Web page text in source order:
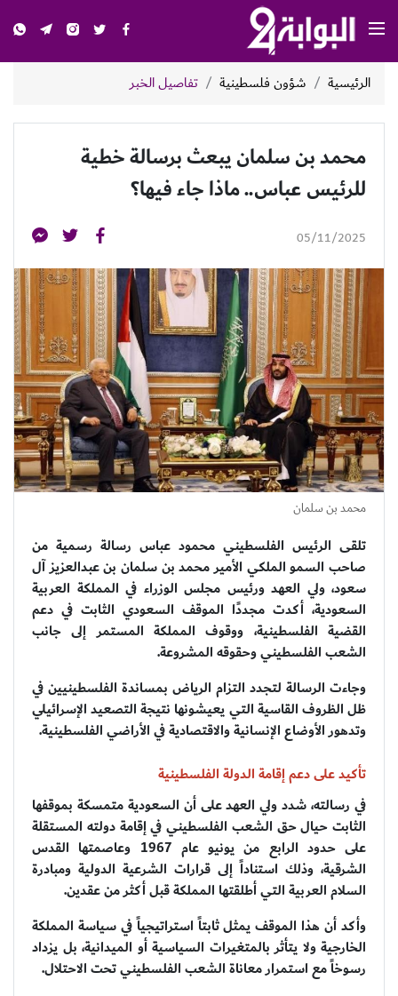
الرئيسية شؤون فلسطينية تفاصيل الخبر
محمد بن سلمان يبعث برسالة خطية
للرئيس عباس.. ماذا جاء فيها؟
05/11/2025
محمد بن سلمان
تلقى الرئيس الفلسطيني محمود عباس رسالة رسمية من
صاحب السمو الملكي الأمير محمد بن سلمان بن عبدالعزيز آل
سعود، ولي العهد ورئيس مجلس الوزراء في المملكة العربية
السعودية، أكدت مجددًا الموقف السعودي الثابت في دعم
القضية الفلسطينية، ووقوف المملكة المستمر إلى جانب
الشعب الفلسطيني وحقوقه المشروعة.
وجاءت الرسالة لتجدد التزام الرياض بمساندة الفلسطينيين في
ظل الظروف القاسية التي يعيشونها نتيجة التصعيد الإسرائيلي
وتدهور الأوضاع الإنسانية والاقتصادية في الأراضي الفلسطينية.
تأكيد على دعم إقامة الدولة الفلسطينية
في رسالته، شدد ولي العهد على أن السعودية متمسكة بموقفها
الثابت حيال حق الشعب الفلسطيني في إقامة دولته المستقلة
على حدود الرابع من يونيو عام 1967 وعاصمتها القدس
الشرقية، وذلك استناداً إلى قرارات الشرعية الدولية ومبادرة
السلام العربية التي أطلقتها المملكة قبل أكثر من عقدين.
وأكد أن هذا الموقف يمثل ثابتاً استراتيجياً في سياسة المملكة
الخارجية ولا يتأثر بالمتغيرات السياسية أو الميدانية، بل يزداد
رسوخاً مع استمرار معاناة الشعب الفلسطيني تحت الاحتلال.